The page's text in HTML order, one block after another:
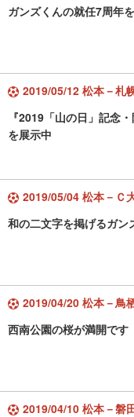
ガンズくんの就任7周年
2019/05/12 松本－札
『2019「山の日」記念
を展示中
2019/05/04 松本－Ｃ
和の二文字を掲げるガン
2019/04/20 松本－鳥
西南公園の桜が満開です
2019/04/10 松本－磐